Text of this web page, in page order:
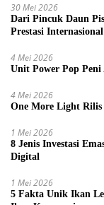
30 Mei 2026
Dari Pincuk Daun
Prestasi Internasional
4 Mei 2026
Unit Power Pop
4 Mei 2026
One More Light Rilis
1 Mei 2026
8 Jenis Investasi
Digital
1 Mei 2026
5 Fakta Unik Ikan